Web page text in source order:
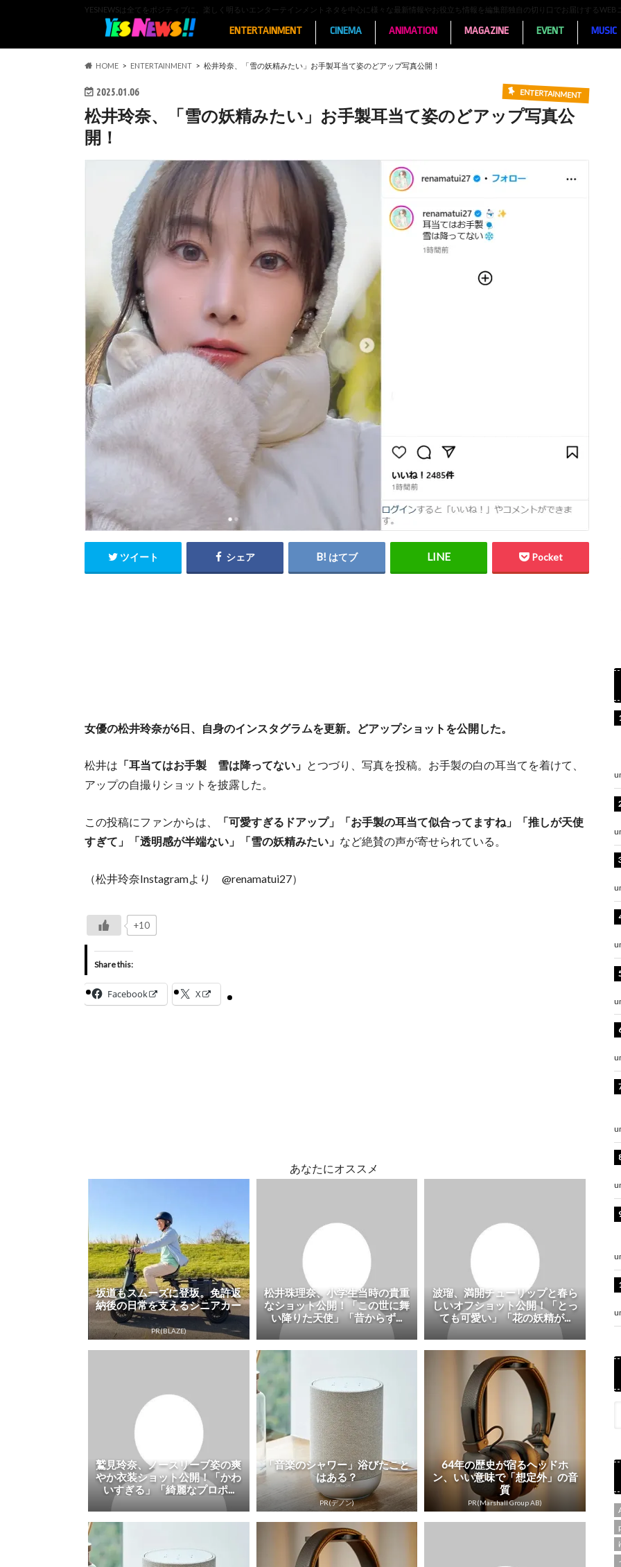
YESNEWSは全てをポジティブに、楽しく明るいエンターテインメントネタを中心に様々な最新情報やお役立ち情報を編集部独自の切り口でお届けするWEB
ENTERTAINMENT CINEMA ANIMATION MAGAZINE EVENT MUSIC
HOME ENTERTAINMENT 松井玲奈、「雪の妖精みたい」お手製耳当て姿のどアップ写真公開！
2025.01.06 ENTERTAINMENT
松井玲奈、「雪の妖精みたい」お手製耳当て姿のどアップ写真公
開！
ツイート シェア はてブ Pocket
女優の松井玲奈が6日、自身のインスタグラムを更新。どアップショットを公開した。
松井は 「耳当てはお手製 雪は降ってない」 とつづり、写真を投稿。お手製の白の耳当てを着けて、
アップの自撮りショットを披露した。
この投稿にファンからは、
「可愛すぎるドアップ」「お手製の耳当て似合ってますね」「推しが天使
すぎて」「透明感が半端ない」「雪の妖精みたい」 など絶賛の声が寄せられている。
（松井玲奈Instagramより @renamatui27）
+10
Share this:
Facebook X
あなたにオススメ
坂道もスムーズに登坂。免許返
納後の日常を支えるシニアカー
PR(BLAZE)
松井珠理奈、小学生当時の貴重
なショット公開！「この世に舞
い降りた天使」「昔からず...
波瑠、満開チューリップと春ら
しいオフショット公開！「とっ
ても可愛い」「花の妖精が...
鷲見玲奈、ノースリーブ姿の爽
やか衣装ショット公開！「かわ
いすぎる」「綺麗なプロポ...
「音楽のシャワー」浴びたこと
はある？
PR(デノン)
64年の歴史が宿るヘッドホ
ン、いい意味で「想定外」の音
質
PR(Marshall Group AB)